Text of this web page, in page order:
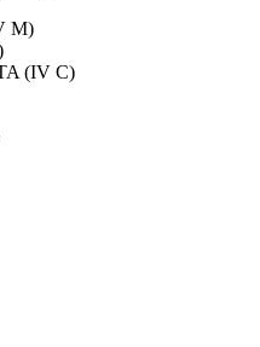
M)
(IV C)